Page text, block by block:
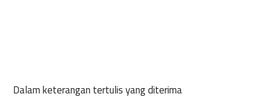
Dalam keterangan tertulis yang diterima